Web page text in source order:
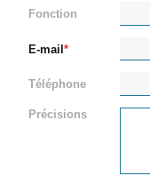
Fonction
E-mail
Téléphone
Précisions